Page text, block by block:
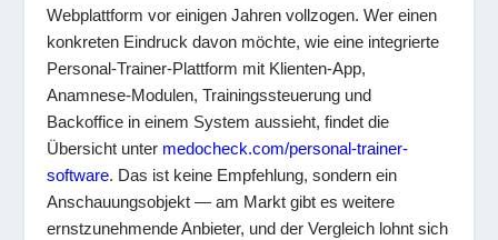
Webplattform vor einigen Jahren vollzogen. Wer einen
konkreten Eindruck davon möchte, wie eine integrierte
Personal-Trainer-Plattform mit Klienten-App,
Anamnese-Modulen, Trainingssteuerung und
Backoffice in einem System aussieht, findet die
Übersicht unter medocheck.com/personal-trainer-
software. Das ist keine Empfehlung, sondern ein
Anschauungsobjekt — am Markt gibt es weitere
ernstzunehmende Anbieter, und der Vergleich lohnt sich